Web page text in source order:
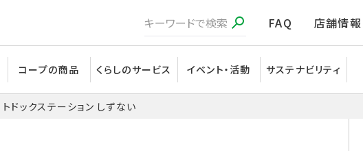
FAQ 店舗情報
コープの商品 くらしのサービス イベント・活動 サステナビリティ
トドックステーション しずない